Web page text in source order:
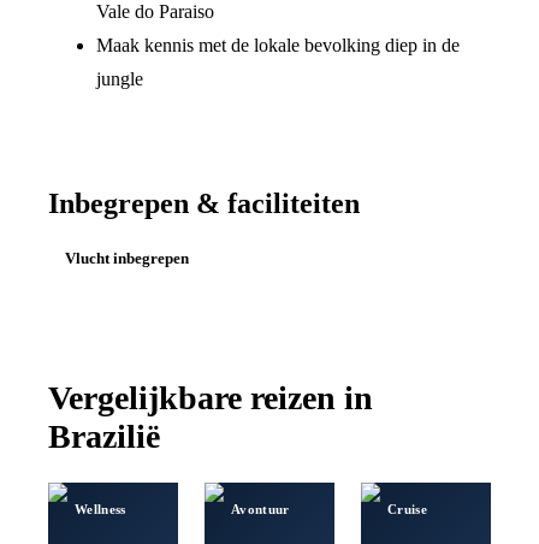
Vale do Paraiso
Maak kennis met de lokale bevolking diep in de
jungle
Inbegrepen & faciliteiten
Vlucht inbegrepen
Vergelijkbare reizen in
Brazilië
Wellness Avontuur Cruise